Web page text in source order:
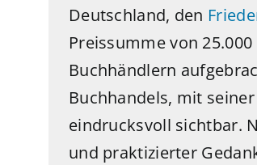
Deutschland, den
Preissumme von
Buchhändlern
Buchhandels, mit
eindrucksvoll sichtbar.
und praktizierter